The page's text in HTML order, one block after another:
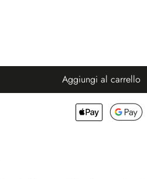
Aggiungi al carrello